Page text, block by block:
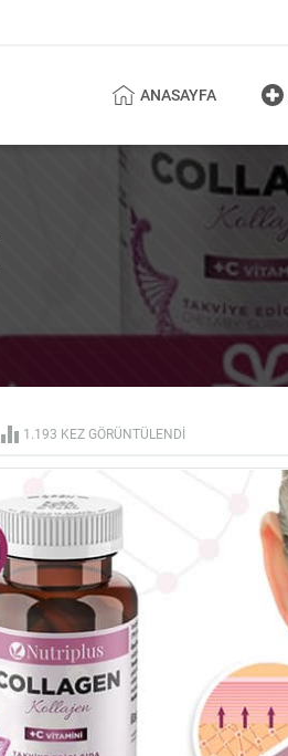
ANASAYFA
1.193 KEZ GÖRÜNTÜLENDI